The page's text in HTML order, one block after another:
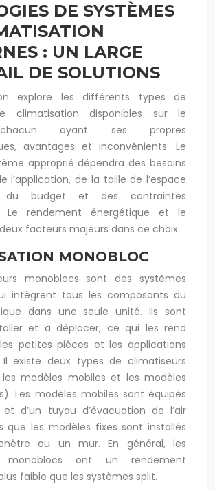
DE SYSTÈMES
: UN LARGE
DE SOLUTIONS
explore les différents types de
climatisation disponibles sur le
ayant ses propres
avantages et inconvénients. Le
approprié dépendra des besoins
l’application, de la taille de l’espace
du budget et des contraintes
Le rendement énergétique et le
facteurs majeurs dans ce choix.
MONOBLOC
monoblocs sont des systèmes
intègrent tous les composants du
dans une seule unité. Ils sont
et à déplacer, ce qui les rend
petites pièces et les applications
Il existe deux types de climatiseurs
modèles mobiles et les modèles
Les modèles mobiles sont équipés
d’un tuyau d’évacuation de l’air
que les modèles fixes sont installés
ou un mur. En général, les
monoblocs ont un rendement
faible que les systèmes split.